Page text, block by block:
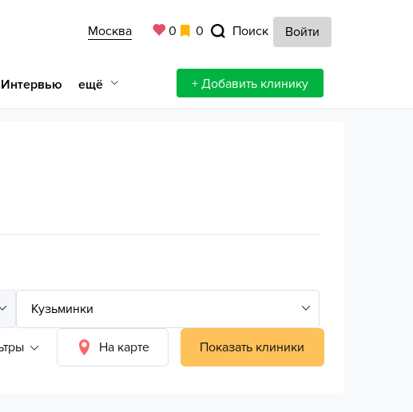
Москва 0 0 Поиск Войти
Интервью ещё + Добавить клинику
На карте Показать клиники